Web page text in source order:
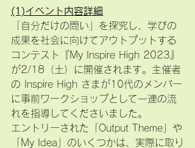
(1)イベント内容詳細
「自分だけの問い」を探究し、学びの
成果を社会に向けてアウトプットする
コンテスト『My Inspire High 2023』
が2/18（土）に開催されます。主催者
の Inspire High さまが10代のメンバー
に事前ワークショップとして一連の流
れを指導してくださいました。
エントリーされた「Output Theme」や
「My Idea」のいくつかは、実際に取り